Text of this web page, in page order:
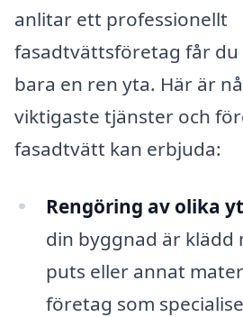
anlitar ett professionellt
fasadtvättsföretag får du
bara en ren yta. Här är
viktigaste tjänster och
fasadtvätt kan erbjuda:
Rengöring av olika
din byggnad är klädd
puts eller annat
företag som